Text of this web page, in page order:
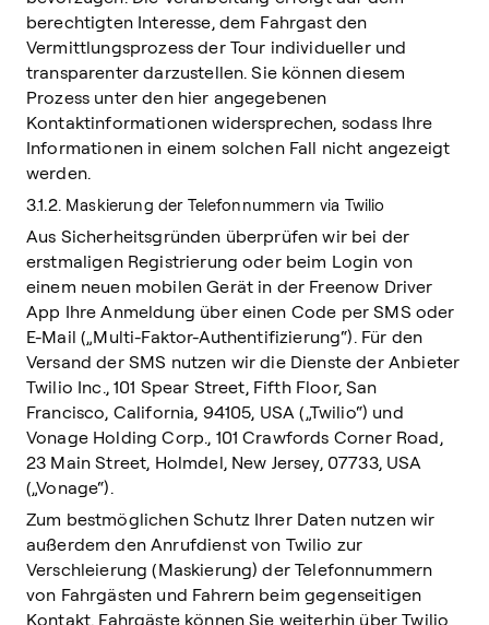
berechtigten Interesse, dem Fahrgast den
Vermittlungsprozess der Tour individueller und
transparenter darzustellen. Sie können diesem
Prozess unter den hier angegebenen
Kontaktinformationen widersprechen, sodass Ihre
Informationen in einem solchen Fall nicht angezeigt
werden.
3.1.2. Maskierung der Telefonnummern via Twilio
Aus Sicherheitsgründen überprüfen wir bei der
erstmaligen Registrierung oder beim Login von
einem neuen mobilen Gerät in der Freenow Driver
App Ihre Anmeldung über einen Code per SMS oder
E-Mail („Multi-Faktor-Authentifizierung“). Für den
Versand der SMS nutzen wir die Dienste der Anbieter
Twilio Inc., 101 Spear Street, Fifth Floor, San
Francisco, California, 94105, USA („Twilio“) und
Vonage Holding Corp., 101 Crawfords Corner Road,
23 Main Street, Holmdel, New Jersey, 07733, USA
(„Vonage“).
Zum bestmöglichen Schutz Ihrer Daten nutzen wir
außerdem den Anrufdienst von Twilio zur
Verschleierung (Maskierung) der Telefonnummern
von Fahrgästen und Fahrern beim gegenseitigen
Kontakt. Fahrgäste können Sie weiterhin über Twilio